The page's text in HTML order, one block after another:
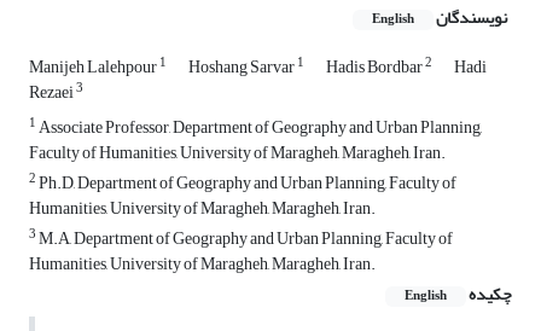
نویسندگان English
Manijeh Lalehpour1 Hoshang Sarvar1 Hadis Bordbar2 Hadi
Rezaei3
1Associate Professor, Department of Geography and Urban Planning,
Faculty of Humanities, University of Maragheh, Maragheh, Iran.
2Ph.D, Department of Geography and Urban Planning, Faculty of
Humanities, University of Maragheh, Maragheh, Iran.
3M.A, Department of Geography and Urban Planning, Faculty of
Humanities, University of Maragheh, Maragheh, Iran.
چکیده
English